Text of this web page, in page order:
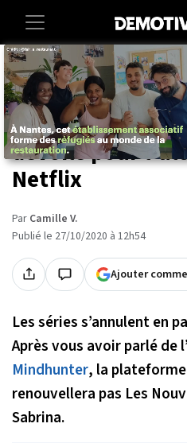
Accueil Entertainment Series
Les Nouvelles
Sabrina : une
dévoilé pour
Netflix
Par Camille V.
Publié le 27/10/2020 à 12h54
Ajouter
Les séries s’annulent en
Après vous avoir parlé de
Mindhunter, la
renouvellera pas Les
Sabrina.